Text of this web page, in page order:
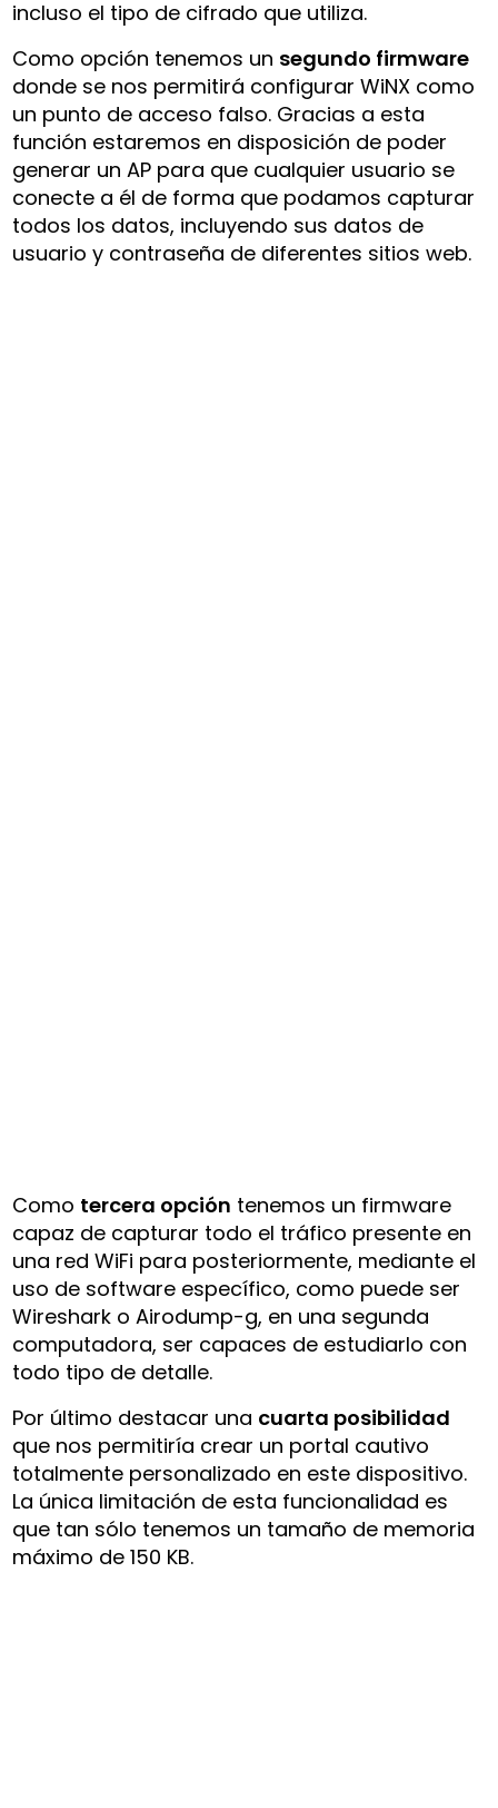
incluso el tipo de cifrado que utiliza.
Como opción tenemos un segundo firmware
donde se nos permitirá configurar WiNX como
un punto de acceso falso. Gracias a esta
función estaremos en disposición de poder
generar un AP para que cualquier usuario se
conecte a él de forma que podamos capturar
todos los datos, incluyendo sus datos de
usuario y contraseña de diferentes sitios web.
Como tercera opción tenemos un firmware
capaz de capturar todo el tráfico presente en
una red WiFi para posteriormente, mediante el
uso de software específico, como puede ser
Wireshark o Airodump-g, en una segunda
computadora, ser capaces de estudiarlo con
todo tipo de detalle.
Por último destacar una cuarta posibilidad
que nos permitiría crear un portal cautivo
totalmente personalizado en este dispositivo.
La única limitación de esta funcionalidad es
que tan sólo tenemos un tamaño de memoria
máximo de 150 KB.